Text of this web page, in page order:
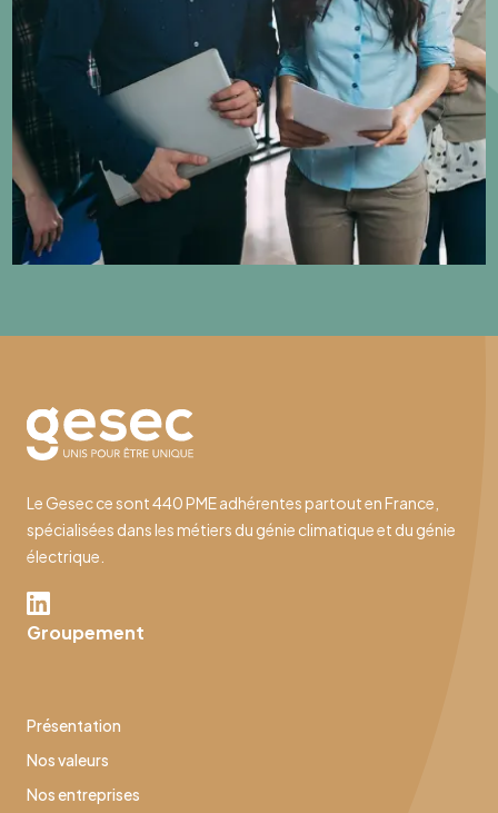
Le Gesec ce sont 440 PME adhérentes partout en France,
spécialisées dans les métiers du génie climatique et du génie
électrique.
Groupement
Présentation
Nos valeurs
Nos entreprises